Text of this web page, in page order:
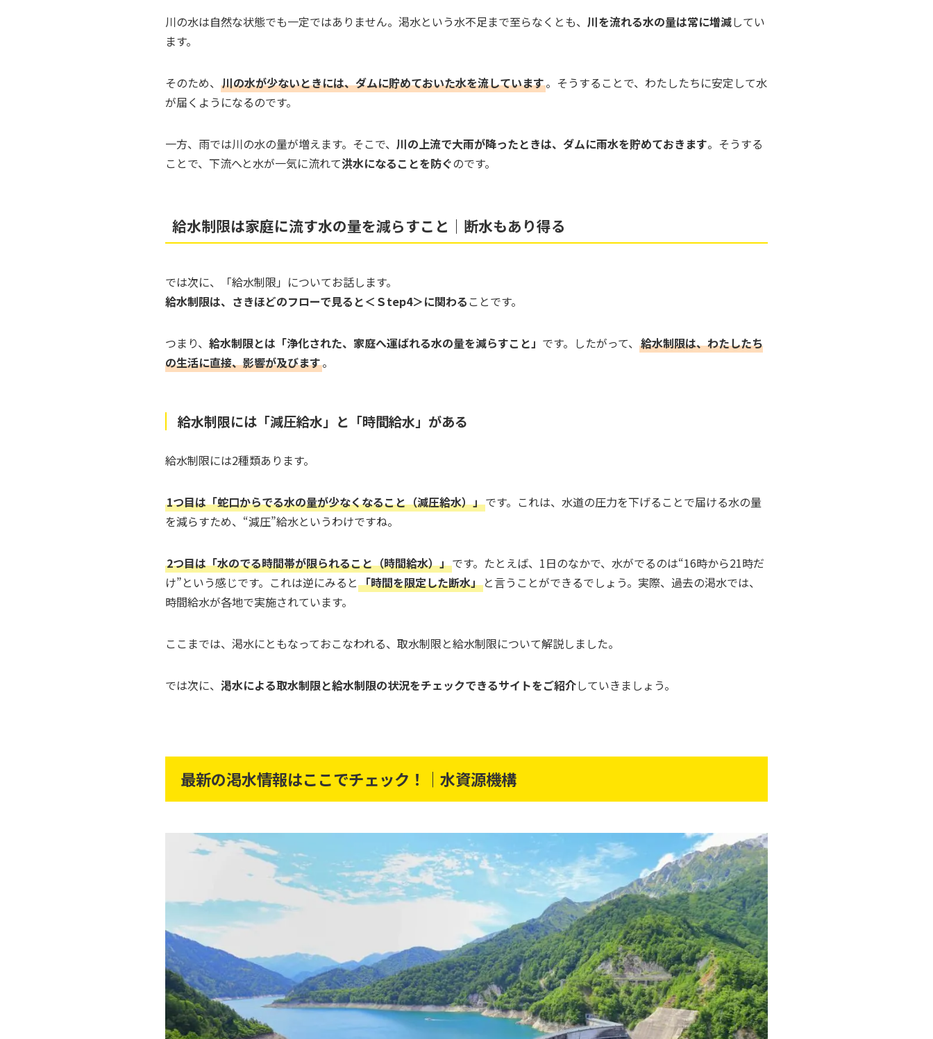
川の水は自然な状態でも一定ではありません。渇水という水不足まで至らなくとも、 川を流れる水の量は常に増減してい
ます。
そのため、 川の水が少ないときには、ダムに貯めておいた水を流しています。そうすることで、わたしたちに安定して水
が届くようになるのです。
一方、雨では川の水の量が増えます。そこで、 川の上流で大雨が降ったときは、ダムに雨水を貯めておきます。そうする
ことで、下流へと水が一気に流れて洪水になることを防ぐのです。
給水制限は家庭に流す水の量を減らすこと｜断水もあり得る
では次に、「給水制限」についてお話します。
給水制限は、さきほどのフローで見ると＜Ｓtep4＞に関わる ことです。
つまり、 給水制限とは「浄化された、家庭へ運ばれる水の量を減らすこと」 です。したがって、 給水制限は、わたしたち
の生活に直接、影響が及びます。
給水制限には「減圧給水」と「時間給水」がある
給水制限には2種類あります。
1つ目は「蛇口からでる水の量が少なくなること（減圧給水）」です。これは、水道の圧力を下げることで届ける水の量
を減らすため、“減圧”給水というわけですね。
2つ目は「水のでる時間帯が限られること（時間給水）」です。たとえば、1日のなかで、水がでるのは“16時から21時だ
け”という感じです。これは逆にみると 「時間を限定した断水」 と言うことができるでしょう。実際、過去の渇水では、
時間給水が各地で実施されています。
ここまでは、渇水にともなっておこなわれる、取水制限と給水制限について解説しました。
では次に、 渇水による取水制限と給水制限の状況をチェックできるサイトをご紹介していきましょう。
最新の渇水情報はここでチェック！｜水資源機構